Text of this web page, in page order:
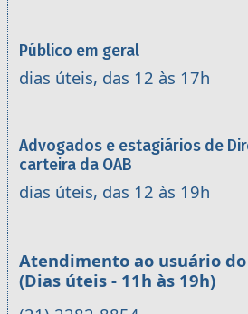
Público em geral
dias úteis, das 12 às 17h
Advogados e estagiários de
carteira da OAB
dias úteis, das 12 às 19h
Atendimento ao usuário do
(Dias úteis - 11h às 19h)